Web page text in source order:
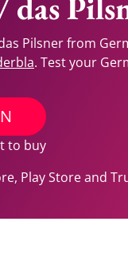
Pilsner from
. Test your
to buy
Play Store and